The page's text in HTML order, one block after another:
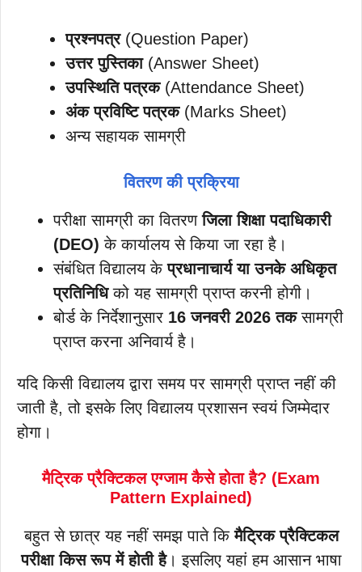
प्रश्नपत्र (Question Paper)
उत्तर पुस्तिका(Answer Sheet)
उपस्थिति पत्रक (Attendance Sheet)
अंक प्रविष्टि पत्रक(Marks Sheet)
अन्य सहायक सामग्री
वितरण की प्रक्रिया
परीक्षा सामग्री का वितरणजिला शिक्षा पदाधिकारी
(DEO) के कार्यालय से किया जा रहा है।
संबंधित विद्यालय केप्रधानाचार्य या उनके अधिकृत
प्रतिनिधिको यह सामग्री प्राप्त करनी होगी।
बोर्ड के निर्देशानुसार 16 जनवरी 2026 तकसामग्री
प्राप्त करना अनिवार्य है।
यदि किसी विद्यालय द्वारा समय पर सामग्री प्राप्त नहीं की
जाती है, तो इसके लिए विद्यालय प्रशासन स्वयं जिम्मेदार
होगा।
मैट्रिक प्रैक्टिकल एग्जाम कैसे होता है? (Exam
Pattern Explained)
बहुत से छात्र यह नहीं समझ पाते किमैट्रिक प्रैक्टिकल
परीक्षा किस रूप में होती है। इसलिए यहां हम आसान भाषा